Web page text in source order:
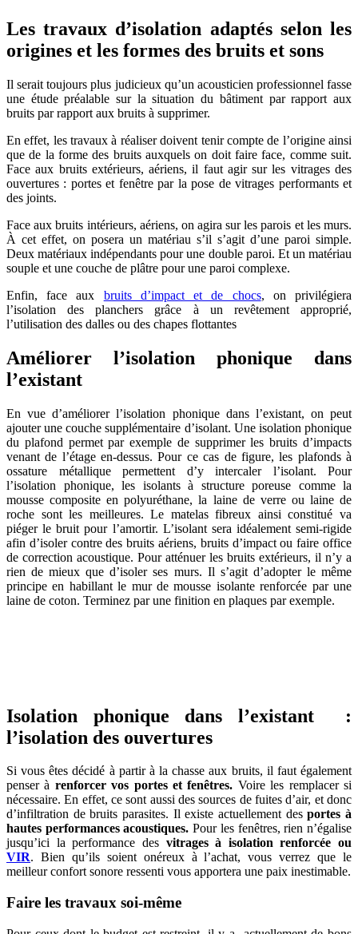
Les travaux d’isolation adaptés selon les
origines et les formes des bruits et sons
Il serait toujours plus judicieux qu’un acousticien professionnel fasse
une étude préalable sur la situation du bâtiment par rapport aux
bruits par rapport aux bruits à supprimer.
En effet, les travaux à réaliser doivent tenir compte de l’origine ainsi
que de la forme des bruits auxquels on doit faire face, comme suit.
Face aux bruits extérieurs, aériens, il faut agir sur les vitrages des
ouvertures : portes et fenêtre par la pose de vitrages performants et
des joints.
Face aux bruits intérieurs, aériens, on agira sur les parois et les murs.
À cet effet, on posera un matériau s’il s’agit d’une paroi simple.
Deux matériaux indépendants pour une double paroi. Et un matériau
souple et une couche de plâtre pour une paroi complexe.
Enfin, face aux bruits d’impact et de chocs, on privilégiera
l’isolation des planchers grâce à un revêtement approprié,
l’utilisation des dalles ou des chapes flottantes
Améliorer l’isolation phonique dans
l’existant
En vue d’améliorer l’isolation phonique dans l’existant, on peut
ajouter une couche supplémentaire d’isolant. Une isolation phonique
du plafond permet par exemple de supprimer les bruits d’impacts
venant de l’étage en-dessus. Pour ce cas de figure, les plafonds à
ossature métallique permettent d’y intercaler l’isolant. Pour
l’isolation phonique, les isolants à structure poreuse comme la
mousse composite en polyuréthane, la laine de verre ou laine de
roche sont les meilleures. Le matelas fibreux ainsi constitué va
piéger le bruit pour l’amortir. L’isolant sera idéalement semi-rigide
afin d’isoler contre des bruits aériens, bruits d’impact ou faire office
de correction acoustique. Pour atténuer les bruits extérieurs, il n’y a
rien de mieux que d’isoler ses murs. Il s’agit d’adopter le même
principe en habillant le mur de mousse isolante renforcée par une
laine de coton. Terminez par une finition en plaques par exemple.
Isolation phonique dans l’existant :
l’isolation des ouvertures
Si vous êtes décidé à partir à la chasse aux bruits, il faut également
penser à renforcer vos portes et fenêtres. Voire les remplacer si
nécessaire. En effet, ce sont aussi des sources de fuites d’air, et donc
d’infiltration de bruits parasites. Il existe actuellement desportes à
hautes performances acoustiques. Pour les fenêtres, rien n’égalise
jusqu’ici la performance desvitrages à isolation renforcée ou
VIR. Bien qu’ils soient onéreux à l’achat, vous verrez que le
meilleur confort sonore ressenti vous apportera une paix inestimable.
Faire les travaux soi-même